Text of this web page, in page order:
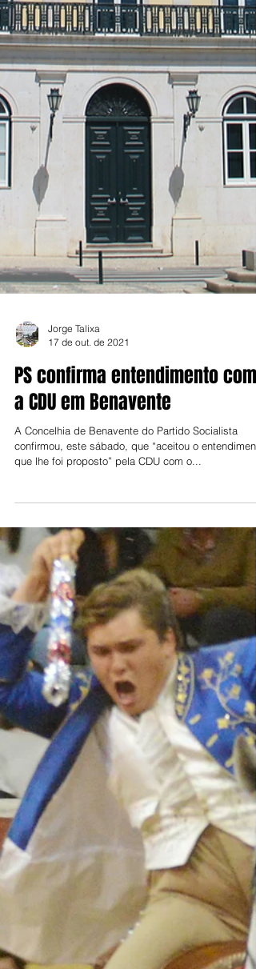
Jorge Talixa
17 de out. de 2021
PS confirma entendimento com
a CDU em Benavente
A Concelhia de Benavente do Partido Socialista
confirmou, este sábado, que “aceitou o
que lhe foi proposto” pela CDU com o...